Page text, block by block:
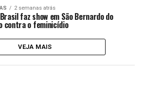
2 semanas atrás
faz show em São Bernardo do
contra o feminicídio
VEJA MAIS